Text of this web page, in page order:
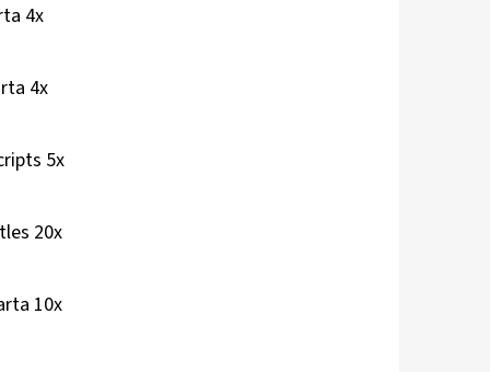
4x
4x
5x
20x
10x